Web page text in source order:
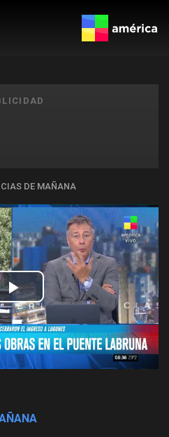
DE MAÑANA
Play
Video